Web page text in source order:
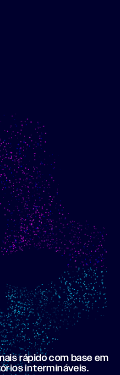
rápido com base em
intermináveis.
uma campanha de
otimizada usando